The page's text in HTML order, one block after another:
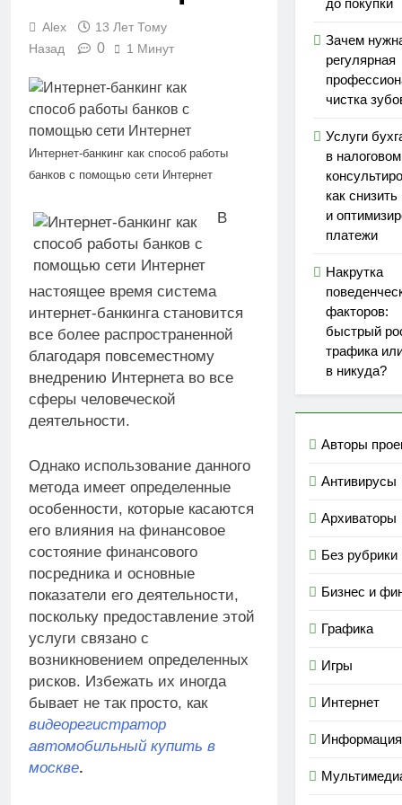
Alex
13 Лет Тому
Назад
0 1 Минут
Интернет-банкинг как способ работы
банков с помощью сети Интернет
В
настоящее время система
интернет-банкинга становится
все более распространенной
благодаря повсеместному
внедрению Интернета во все
сферы человеческой
деятельности.
Однако использование данного
метода имеет определенные
особенности, которые касаются
его влияния на финансовое
состояние финансового
посредника и основные
показатели его деятельности,
поскольку предоставление этой
услуги связано с
возникновением определенных
рисков. Избежать их иногда
бывает не так просто, как
видеорегистратор
автомобильный купить в
москве.
Зачем
регулярная
чистка
Услуги
в налоговом
как снизить
и
платежи
Накрутка
факторов:
быстрый
трафика
в никуда?
Авторы
Антивирусы
Архиваторы
Без рубрики
Бизнес и
Графика
Игры
Интернет
Информация